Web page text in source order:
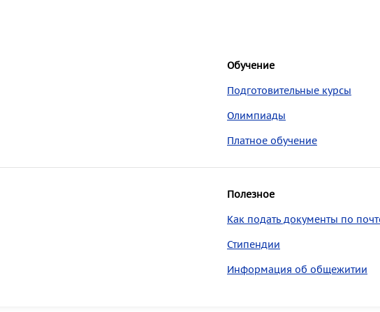
Обучение
Подготовительные курсы
Олимпиады
Платное обучение
Полезное
Как подать документы по
Стипендии
Информация об общежитии